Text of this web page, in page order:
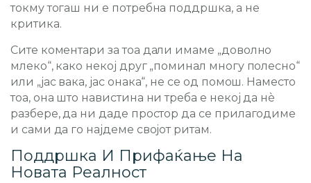
токму тогаш ни е потребна поддршка, а не
критика.
Сите коментари за тоа дали имаме „доволно
млеко“, како некој друг „поминал многу полесно“
или „јас вака, јас онака“, не се од помош. Наместо
тоа, она што навистина ни треба е некој да нè
разбере, да ни даде простор да се прилагодиме
и сами да го најдеме својот ритам.
Поддршка И Прифаќање На
Новата Реалност